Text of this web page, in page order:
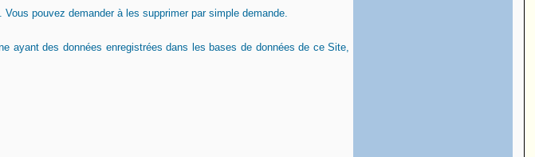
pouvez demander à les supprimer par simple demande.
ayant des données enregistrées dans les bases de données de ce Site,